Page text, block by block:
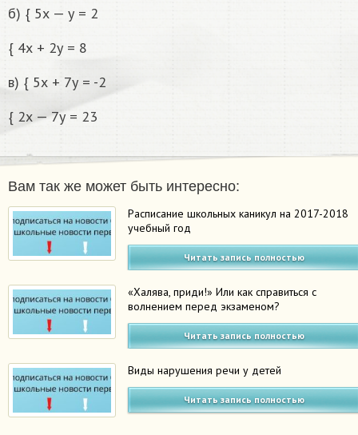
б) { 5х — у = 2
{ 4х + 2у = 8
в) { 5х + 7у = -2
{ 2х — 7у = 23
Вам так же может быть интересно:
Расписание школьных каникул на 2017-2018
учебный год
Читать запись полностью
«Халява, приди!» Или как справиться с
волнением перед экзаменом?
Читать запись полностью
Виды нарушения речи у детей
Читать запись полностью